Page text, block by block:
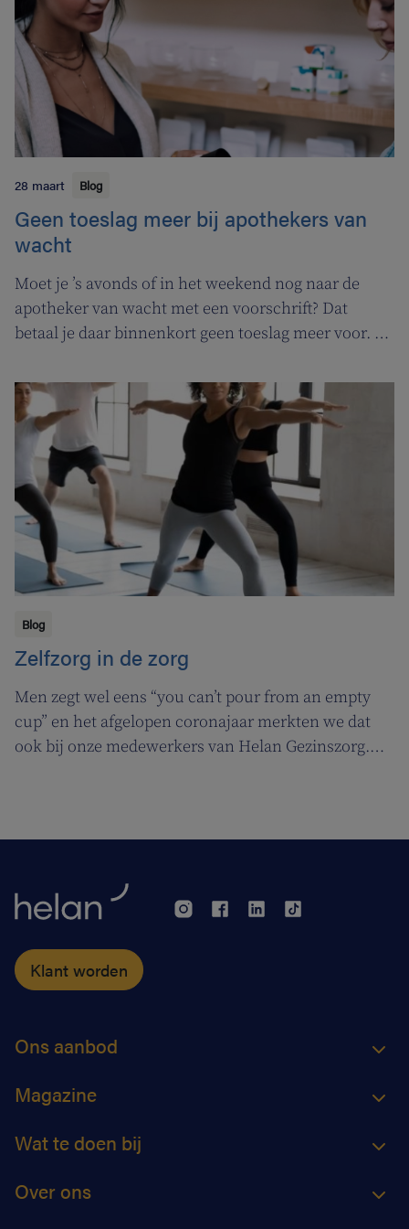
28 maart Blog
Geen toeslag meer bij apothekers van
wacht
Moet je ’s avonds of in het weekend nog naar de
apotheker van wacht met een voorschrift? Dat
betaal je daar binnenkort geen toeslag meer voor. In
apothekers van wacht.
Blog
Zelfzorg in de zorg
Men zegt wel eens “you can’t pour from an empty
cup” en het afgelopen coronajaar merkten we dat
ook bij onze medewerkers van Helan Gezinszorg.
hun klanten kunnen zorgen.
Klant worden
Ons aanbod
Magazine
Wat te doen bij
Over ons